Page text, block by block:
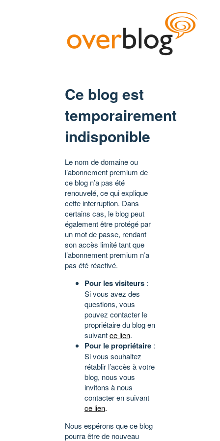
Ce blog est
temporairement
indisponible
Le nom de domaine ou
l’abonnement premium de
ce blog n’a pas été
renouvelé, ce qui explique
cette interruption. Dans
certains cas, le blog peut
également être protégé par
un mot de passe, rendant
son accès limité tant que
l’abonnement premium n’a
pas été réactivé.
Pour les visiteurs :
Si vous avez des
questions, vous
pouvez contacter le
propriétaire du blog en
suivantce lien.
Pour le propriétaire :
Si vous souhaitez
rétablir l’accès à votre
blog, nous vous
invitons à nous
contacter en suivant
ce lien.
Nous espérons que ce blog
pourra être de nouveau